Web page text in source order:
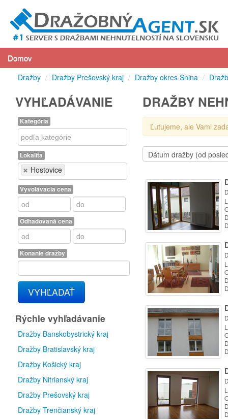
Domov
Dražby / Dražby Prešovský kraj / Dražby okres Snina /
VYHĽADÁVANIE
Kategória
Kategória
Lokalita
Hostovice
Lokalita
Vyvolávacia cena
Odhadovaná cena
Konanie dražby
VYHĽADAŤ
Rýchle vyhľadávanie
Dražby Banskobystrický kraj
Dražby Bratislavský kraj
Dražby Košický kraj
Dražby Nitrianský kraj
Dražby Prešovský kraj
Dražby Trenčianský kraj
DRAŽBY
Ľutujeme, ale Vami